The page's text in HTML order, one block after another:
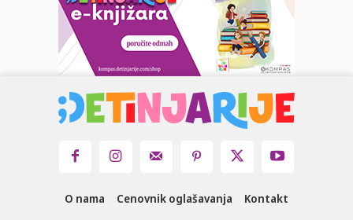
O nama Cenovnik oglašavanja Kontakt